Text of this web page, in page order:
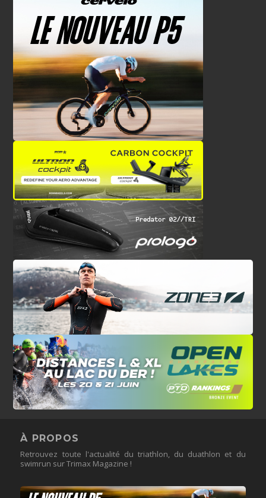
À PROPOS
Retrouvez toute l'actualité du triathlon, du duathlon et du
swimrun sur Trimax Magazine !